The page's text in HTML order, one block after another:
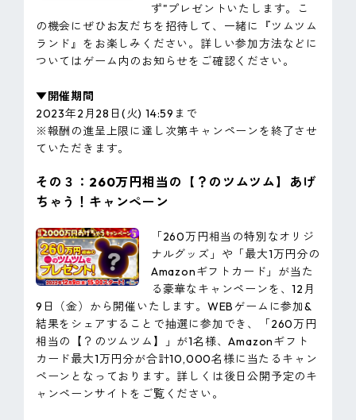
ず"プレゼントいたします。こ
の機会にぜひお友だちを招待して、一緒に『ツムツム
ランド』をお楽しみください。詳しい参加方法などに
ついてはゲーム内のお知らせをご確認ください。
▼開催期間
2023年2月28日(火) 14:59まで
※報酬の進呈上限に達し次第キャンペーンを終了させ
ていただきます。
その３：260万円相当の【？のツムツム】あげ
ちゃう！キャンペーン
「260万円相当の特別なオリジ
ナルグッズ」や「最大1万円分の
Amazonギフトカード」が当た
る豪華なキャンペーンを、12月
9日（金）から開催いたします。WEBゲームに参加&
結果をシェアすることで抽選に参加でき、「260万円
相当の【？のツムツム】」が1名様、Amazonギフト
カード最大1万円分が合計10,000名様に当たるキャン
ペーンとなっております。詳しくは後日公開予定のキ
ャンペーンサイトをご覧ください。